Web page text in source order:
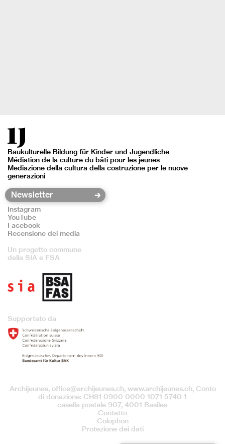
Baukulturelle Bildung für Kinder und Jugendliche
Médiation de la culture du bâti pour les jeunes
Mediazione della cultura della costruzione per le nuove
generazioni
Instagram
YouTube
Facebook
Recensione dei media
Un progetto commune
della SIA e FSA
Supportato da
Archijeunes, office@archijeunes.ch, www.archijeunes.ch, Conto
di donazione: CH81 0900 0000 1071 5740 1
casella postale 907, 4001 Basilea
Contatto
Colophon
Protezione dei dati